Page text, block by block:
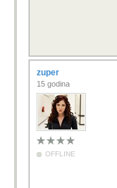
zuper
15 godina
OFFLINE